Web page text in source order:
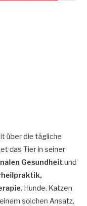
über die tägliche
das Tier in seiner
Gesundheit und
. Hunde, Katzen
solchen Ansatz,